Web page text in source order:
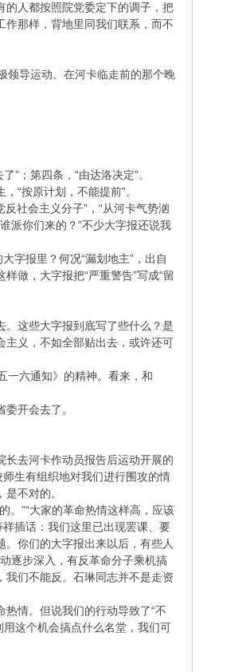
的人都按照院党委定下的调子，把
那样，背地里同我们联系，而不
领导运动。在河卡临走前的那个晚
”；第四条，“由达洛决定”。
“按原计划，不能提前”。
社会主义分子”，“从河卡气势汹
派你们来的？”不少大字报还说我
字报里？何况“漏划地主”，出自
做，大字报把“严重警告”写成“留
这些大字报到底写了些什么？是
主义，不如全部贴出去，或许还可
一六通知》的精神。看来，和
开会去了。
去河卡作动员报告后运动开展的
生有组织地对我们进行围攻的情
不对的。
。”“大家的革命热情这样高，应该
插话：我们这里已出现罢课、要
你们的大字报出来以后，有些人
逐步深入，有反革命分子乘机搞
我们不能反。石琳同志并不是走资
情。但说我们的行动导致了“不
用这个机会搞点什么名堂，我们可